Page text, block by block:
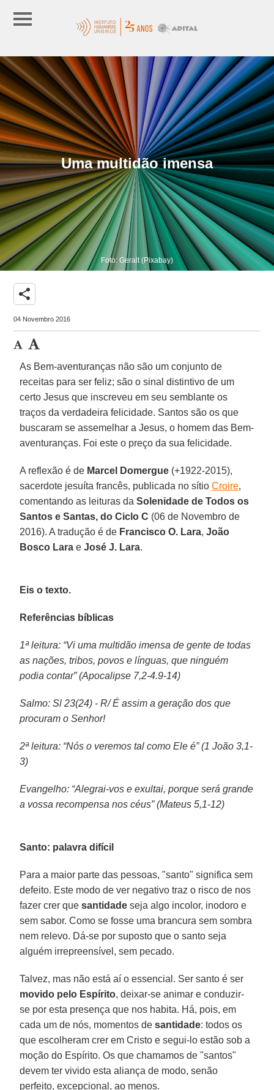
Uma multidão imensa
Foto: Geralt (Pixabay)
share
04 Novembro 2016
As Bem-aventuranças não são um conjunto de
receitas para ser feliz; são o sinal distintivo de um
certo Jesus que inscreveu em seu semblante os
traços da verdadeira felicidade. Santos são os que
buscaram se assemelhar a Jesus, o homem das Bem-
aventuranças. Foi este o preço da sua felicidade.
A reflexão é de Marcel Domergue (+1922-2015),
sacerdote jesuíta francês, publicada no sítioCroire,
comentando as leituras daSolenidade de Todos os
Santos e Santas, do Ciclo C (06 de Novembro de
2016). A tradução é de Francisco O. Lara,João
Bosco Lara eJosé J. Lara.
Eis o texto.
Referências bíblicas
1ª leitura: “Vi uma multidão imensa de gente de todas
as nações, tribos, povos e línguas, que ninguém
podia contar” (Apocalipse 7,2-4.9-14)
Salmo: Sl 23(24) - R/ É assim a geração dos que
procuram o Senhor!
2ª leitura: “Nós o veremos tal como Ele é” (1 João 3,1-
3)
Evangelho: “Alegrai-vos e exultai, porque será grande
a vossa recompensa nos céus” (Mateus 5,1-12)
Santo: palavra difícil
Para a maior parte das pessoas, "santo" significa sem
defeito. Este modo de ver negativo traz o risco de nos
fazer crer quesantidade seja algo incolor, inodoro e
sem sabor. Como se fosse uma brancura sem sombra
nem relevo. Dá-se por suposto que o santo seja
alguém irrepreensível, sem pecado.
Talvez, mas não está aí o essencial. Ser santo é ser
movido pelo Espírito, deixar-se animar e conduzir-
se por esta presença que nos habita. Há, pois, em
cada um de nós, momentos desantidade: todos os
que escolheram crer em Cristo e segui-lo estão sob a
moção do Espírito. Os que chamamos de "santos"
devem ter vivido esta aliança de modo, senão
perfeito, excepcional, ao menos.